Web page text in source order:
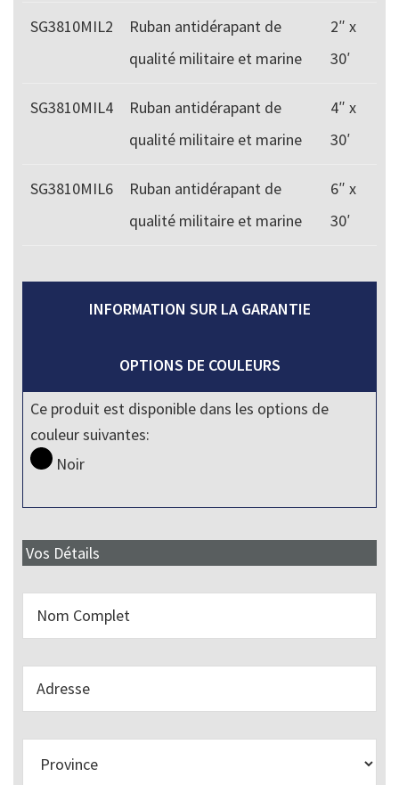
SG3810MIL2
Ruban antidérapant de
qualité militaire et marine
2″ x
30′
SG3810MIL4
Ruban antidérapant de
qualité militaire et marine
4″ x
30′
SG3810MIL6
Ruban antidérapant de
qualité militaire et marine
6″ x
30′
INFORMATION SUR LA GARANTIE
OPTIONS DE COULEURS
Ce produit est disponible dans les options de
couleur suivantes:
Noir
Vos Détails